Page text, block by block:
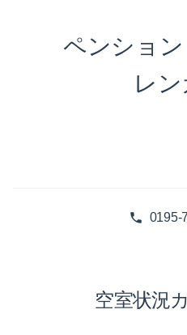
0195-
ペンショ
レ
空室状況